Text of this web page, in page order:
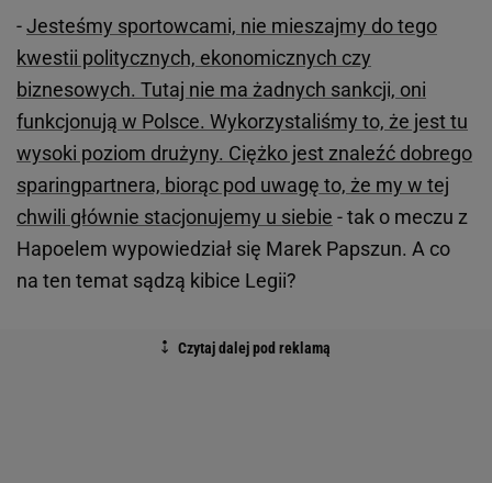
-Jesteśmy sportowcami, nie mieszajmy do tego
kwestii politycznych, ekonomicznych czy
biznesowych. Tutaj nie ma żadnych sankcji, oni
funkcjonują w Polsce. Wykorzystaliśmy to, że jest tu
wysoki poziom drużyny. Ciężko jest znaleźć dobrego
sparingpartnera, biorąc pod uwagę to, że my w tej
chwili głównie stacjonujemy u siebie - tak o meczu z
Hapoelem wypowiedział się Marek Papszun. A co
na ten temat sądzą kibice Legii?